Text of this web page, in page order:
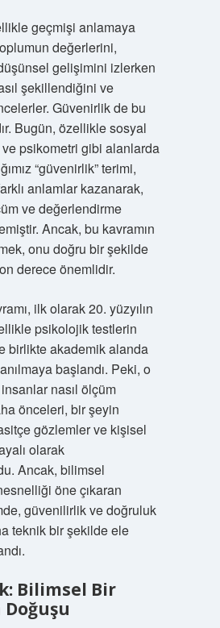
geçmişi anlamaya
değerlerini,
gelişimini izlerken
şekillendiğini ve
Güvenirlik de bu
Bugün, özellikle sosyal
psikometri gibi alanlarda
“güvenirlik” terimi,
anlamlar kazanarak,
ve değerlendirme
Ancak, bu kavramın
onu doğru bir şekilde
derece önemlidir.
ilk olarak 20. yüzyılın
psikolojik testlerin
birlikte akademik alanda
başlandı. Peki, o
nasıl ölçüm
önceleri, bir şeyin
gözlemler ve kişisel
olarak
Ancak, bilimsel
öne çıkaran
güvenilirlik ve doğruluk
teknik bir şekilde ele
Bilimsel Bir
Doğuşu